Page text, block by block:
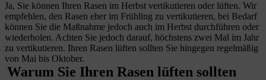
Ja, Sie können Ihren Rasen im Herbst vertikutieren oder lüften. Wir
empfehlen, den Rasen eher im Frühling zu vertikutieren, bei Bedarf
können Sie die Maßnahme jedoch auch im Herbst durchführen oder
wiederholen. Achten Sie jedoch darauf, höchstens zwei Mal im Jahr
zu vertikutieren. Ihren Rasen lüften sollten Sie hingegen regelmäßig
von Mai bis Oktober.
Warum Sie Ihren Rasen lüften sollten